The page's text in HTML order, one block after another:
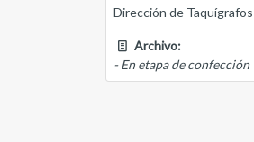
Dirección de
Archivo:
- En etapa de confección